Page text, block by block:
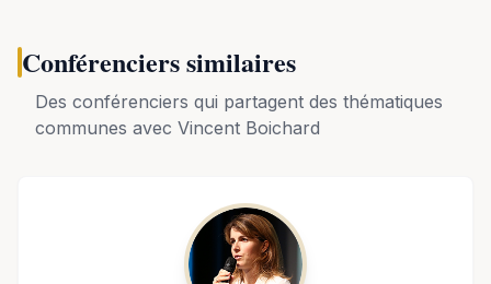
Conférenciers similaires
Des conférenciers qui partagent des thématiques
communes avec Vincent Boichard